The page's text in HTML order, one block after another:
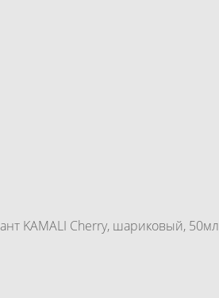
KAMALI Cherry, шариковый, 50мл